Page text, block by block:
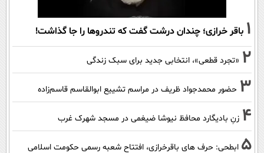
1 باقر خرازی؛ چندان درشت گفت که تندروها را جا گذاشت!
2 «تجرد قطعی»، انتخابی جدید برای سبک زندگی
3 حضور محمدجواد ظریف در مراسم تشییع ابوالقاسم قاسم‌زاده
4 زنِ بادیگارد محافظ نیوشا ضیغمی در مسجد شهرک غرب
5 ابطحی: حرف های باقرخرازی، افتتاح شعبه رسمی حکومت اسلامی